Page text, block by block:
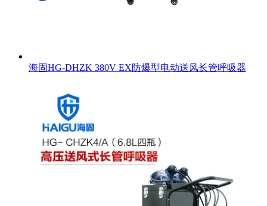
海固HG-DHZK 380V EX防爆型电动送风长管呼吸器